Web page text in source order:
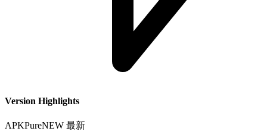
Version Highlights
APKPureNEW 最新